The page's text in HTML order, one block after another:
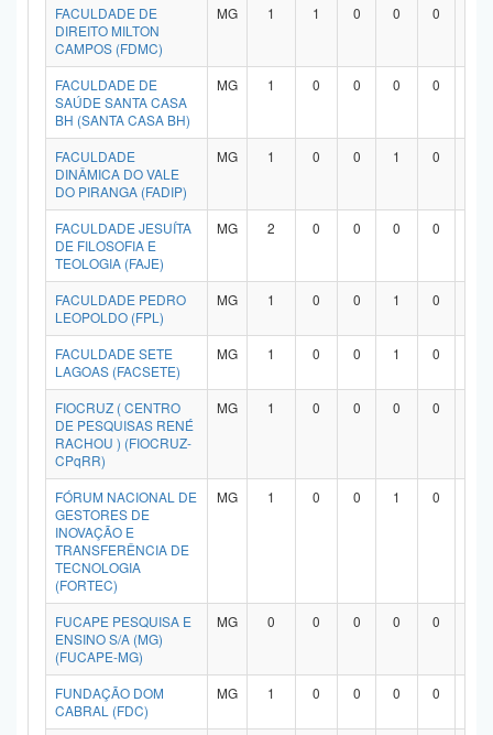
FACULDADE DE
DIREITO MILTON
CAMPOS (FDMC)
MG 1 1 0 0 0
FACULDADE DE
SAÚDE SANTA CASA
BH (SANTA CASA BH)
MG 1 0 0 0 0
FACULDADE
DINÂMICA DO VALE
DO PIRANGA (FADIP)
MG 1 0 0 1 0
FACULDADE JESUÍTA
DE FILOSOFIA E
TEOLOGIA (FAJE)
MG 2 0 0 0 0
FACULDADE PEDRO
LEOPOLDO (FPL)
MG 1 0 0 1 0
FACULDADE SETE
LAGOAS (FACSETE)
MG 1 0 0 1 0
FIOCRUZ ( CENTRO
DE PESQUISAS RENÉ
RACHOU ) (FIOCRUZ-
CPqRR)
MG 1 0 0 0 0
FÓRUM NACIONAL DE
GESTORES DE
INOVAÇÃO E
TRANSFERÊNCIA DE
TECNOLOGIA
(FORTEC)
MG 1 0 0 1 0
FUCAPE PESQUISA E
ENSINO S/A (MG)
(FUCAPE-MG)
MG 0 0 0 0 0
FUNDAÇÃO DOM
CABRAL (FDC)
MG 1 0 0 0 0